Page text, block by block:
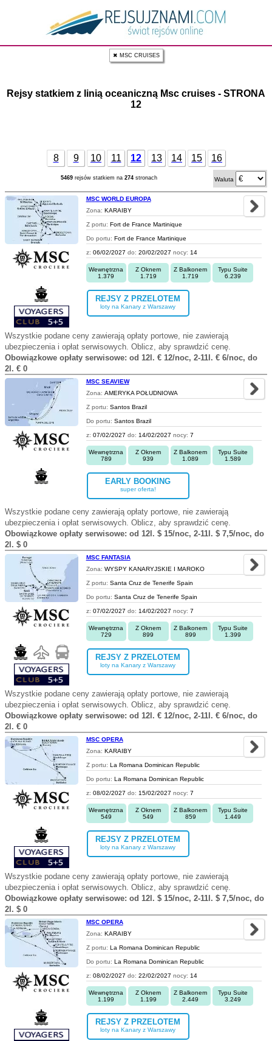
✖ MSC CRUISES
Rejsy statkiem z linią oceaniczną Msc cruises - STRONA
12
8 9 10 11 12 13 14 15 16
5469 rejsów statkiem na 274 stronach Waluta
MSC WORLD EUROPA
Zona: KARAIBY
Z portu: Fort de France Martinique
Do portu: Fort de France Martinique
z: 06/02/2027 do: 20/02/2027 nocy: 14
Wewnętrzna
1.379
Z Oknem
1.719
Z Balkonem
1.719
Typu Suite
6.239
REJSY Z PRZELOTEM
loty na Kanary z Warszawy
Wszystkie podane ceny zawierają opłaty portowe, nie zawierają
ubezpieczenia i opłat serwisowych. Oblicz, aby sprawdzić cenę.
Obowiązkowe opłaty serwisowe: od 12l. € 12/noc, 2-11l. € 6/noc, do
2l. € 0
MSC SEAVIEW
Zona: AMERYKA POŁUDNIOWA
Z portu: Santos Brazil
Do portu: Santos Brazil
z: 07/02/2027 do: 14/02/2027 nocy: 7
Wewnętrzna
789
Z Oknem
939
Z Balkonem
1.089
Typu Suite
1.589
EARLY BOOKING
super oferta!
Wszystkie podane ceny zawierają opłaty portowe, nie zawierają
ubezpieczenia i opłat serwisowych. Oblicz, aby sprawdzić cenę.
Obowiązkowe opłaty serwisowe: od 12l. $ 15/noc, 2-11l. $ 7,5/noc, do
2l. $ 0
MSC FANTASIA
Zona: WYSPY KANARYJSKIE I MAROKO
Z portu: Santa Cruz de Tenerife Spain
Do portu: Santa Cruz de Tenerife Spain
z: 07/02/2027 do: 14/02/2027 nocy: 7
Wewnętrzna
729
Z Oknem
899
Z Balkonem
899
Typu Suite
1.399
REJSY Z PRZELOTEM
loty na Kanary z Warszawy
Wszystkie podane ceny zawierają opłaty portowe, nie zawierają
ubezpieczenia i opłat serwisowych. Oblicz, aby sprawdzić cenę.
Obowiązkowe opłaty serwisowe: od 12l. € 12/noc, 2-11l. € 6/noc, do
2l. € 0
MSC OPERA
Zona: KARAIBY
Z portu: La Romana Dominican Republic
Do portu: La Romana Dominican Republic
z: 08/02/2027 do: 15/02/2027 nocy: 7
Wewnętrzna
549
Z Oknem
549
Z Balkonem
859
Typu Suite
1.449
REJSY Z PRZELOTEM
loty na Kanary z Warszawy
Wszystkie podane ceny zawierają opłaty portowe, nie zawierają
ubezpieczenia i opłat serwisowych. Oblicz, aby sprawdzić cenę.
Obowiązkowe opłaty serwisowe: od 12l. $ 15/noc, 2-11l. $ 7,5/noc, do
2l. $ 0
MSC OPERA
Zona: KARAIBY
Z portu: La Romana Dominican Republic
Do portu: La Romana Dominican Republic
z: 08/02/2027 do: 22/02/2027 nocy: 14
Wewnętrzna
1.199
Z Oknem
1.199
Z Balkonem
2.449
Typu Suite
3.249
REJSY Z PRZELOTEM
loty na Kanary z Warszawy